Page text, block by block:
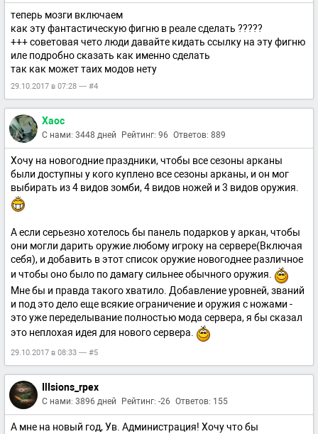
теперь мозги включаем
как эту фантастическую фигню в реале сделать ?????
+++ советовая чето люди давайте кидать ссылку на эту фигню
иле подробно сказать как именно сделать
так как может таих модов нету
29.10.2017 в 07:28 — #4
Xaoc
С нами: 3448 дней Рейтинг: 96 Ответов: 889
Хочу на новогодние праздники, чтобы все сезоны арканы
были доступны у кого куплено все сезоны арканы, и он мог
выбирать из 4 видов зомби, 4 видов ножей и 3 видов оружия.
А если серьезно хотелось бы панель подарков у аркан, чтобы
они могли дарить оружие любому игроку на сервере(Включая
себя), и добавить в этот список оружие новогоднее различное
и чтобы оно было по дамагу сильнее обычного оружия.
Мне бы и правда такого хватило. Добавление уровней, званий
и под это дело еще всякие ограничение и оружия с ножами -
это уже переделывание полностью мода сервера, я бы сказал
это неплохая идея для нового сервера.
29.10.2017 в 08:33 — #5
IlIsions_rpex
С нами: 3896 дней Рейтинг: -26 Ответов: 155
А мне на новый год, Ув. Администрация! Хочу что бы